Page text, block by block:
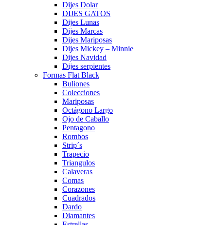
Dijes Dolar
DIJES GATOS
Dijes Lunas
Dijes Marcas
Dijes Mariposas
Dijes Mickey – Minnie
Dijes Navidad
Dijes serpientes
Formas Flat Black
Buliones
Colecciones
Mariposas
Octágono Largo
Ojo de Caballo
Pentagono
Rombos
Strip´s
Trapecio
Triangulos
Calaveras
Comas
Corazones
Cuadrados
Dardo
Diamantes